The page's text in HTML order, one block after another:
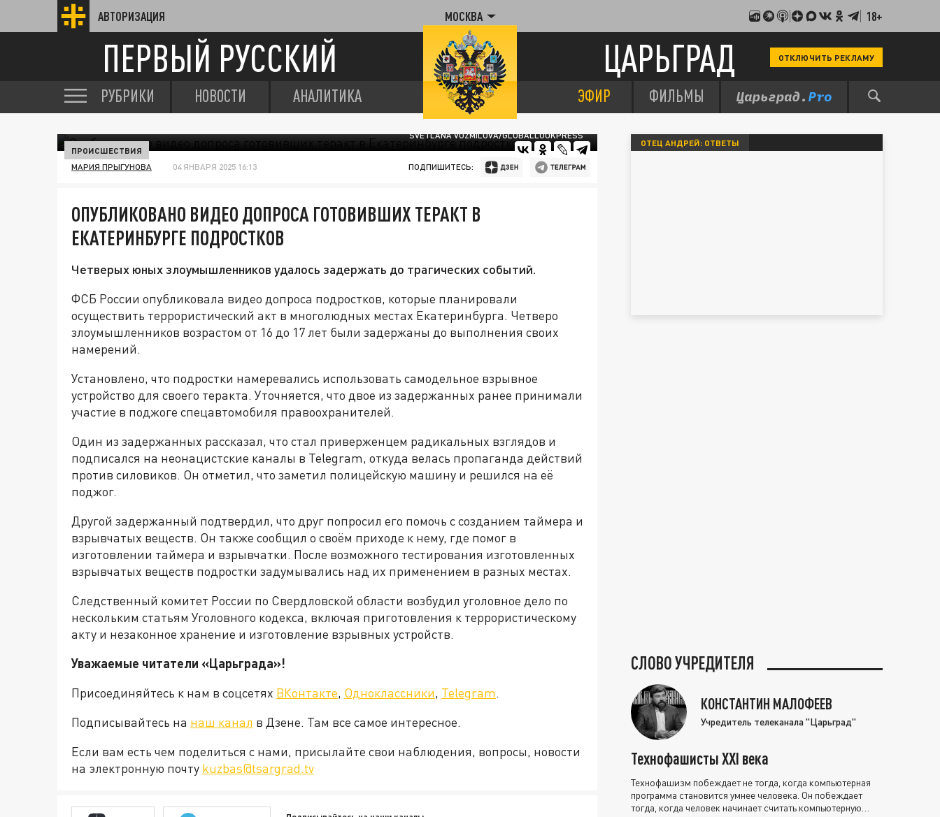
АВТОРИЗАЦИЯ МОСКВА 18+
ПЕРВЫЙ РУССКИЙ ЦАРЬГРАД ОТКЛЮЧИТЬ РЕКЛАМУ
РУБРИКИ НОВОСТИ АНАЛИТИКА ЭФИР ФИЛЬМЫ
SVETLANA VOZMILOVA/GLOBALLOOKPRESS
ПРОИСШЕСТВИЯ
МАРИЯ ПРЫГУНОВА 04 ЯНВАРЯ 2025 16:13 ПОДПИШИТЕСЬ:
ОПУБЛИКОВАНО ВИДЕО ДОПРОСА ГОТОВИВШИХ ТЕРАКТ В
ЕКАТЕРИНБУРГЕ ПОДРОСТКОВ
Четверых юных злоумышленников удалось задержать до трагических событий.
ФСБ России опубликовала видео допроса подростков, которые планировали
осуществить террористический акт в многолюдных местах Екатеринбурга. Четверо
злоумышленников возрастом от 16 до 17 лет были задержаны до выполнения своих
намерений.
Установлено, что подростки намеревались использовать самодельное взрывное
устройство для своего теракта. Уточняется, что двое из задержанных ранее принимали
участие в поджоге спецавтомобиля правоохранителей.
Один из задержанных рассказал, что стал приверженцем радикальных взглядов и
подписался на неонацистские каналы в Telegram, откуда велась пропаганда действий
против силовиков. Он отметил, что заметил полицейскую машину и решился на её
поджог.
Другой задержанный подтвердил, что друг попросил его помочь с созданием таймера и
взрывчатых веществ. Он также сообщил о своём приходе к нему, где помог в
изготовлении таймера и взрывчатки. После возможного тестирования изготовленных
взрывчатых веществ подростки задумывались над их применением в разных местах.
Следственный комитет России по Свердловской области возбудил уголовное дело по
нескольким статьям Уголовного кодекса, включая приготовления к террористическому
акту и незаконное хранение и изготовление взрывных устройств.
Уважаемые читатели «Царьграда»!
Присоединяйтесь к нам в соцсетях ВКонтакте, Одноклассники, Telegram.
Подписывайтесь на наш канал в Дзене. Там все самое интересное.
Если вам есть чем поделиться с нами, присылайте свои наблюдения, вопросы, новости
на электронную почту kuzbas@tsargrad.tv
ОТЕЦ АНДРЕЙ: ОТВЕТЫ
СЛОВО УЧРЕДИТЕЛЯ
КОНСТАНТИН МАЛОФЕЕВ
Учредитель телеканала "Царьград"
Технофашисты XXI века
Технофашизм побеждает не тогда, когда компьютерная
программа становится умнее человека. Он побеждает
тогда, когда человек начинает считать компьютерную